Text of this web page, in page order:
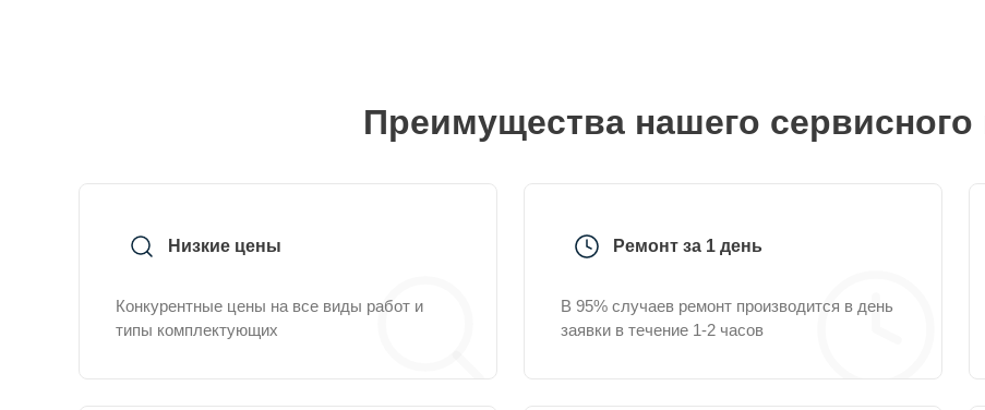
Преимущества нашего сервисного
Низкие цены
Конкурентные цены на все виды работ и
типы комплектующих
Ремонт за 1 день
В 95% случаев ремонт производится в день
заявки в течение 1-2 часов